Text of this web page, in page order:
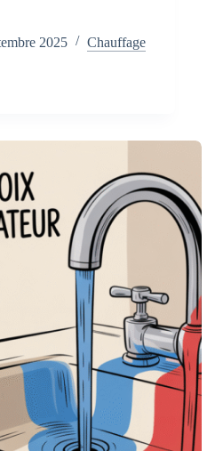
2025 Chauffage